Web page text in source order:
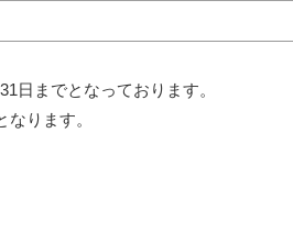
日までとなっております。
ります。